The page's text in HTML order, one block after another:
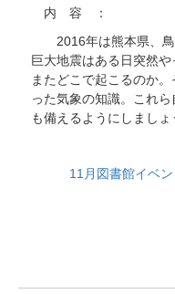
内 容 ：
2016年は熊本県、
巨大地震はある日突然
またどこで起こるのか
った気象の知識。これ
も備えるようにしましょ
11月図書館イベ